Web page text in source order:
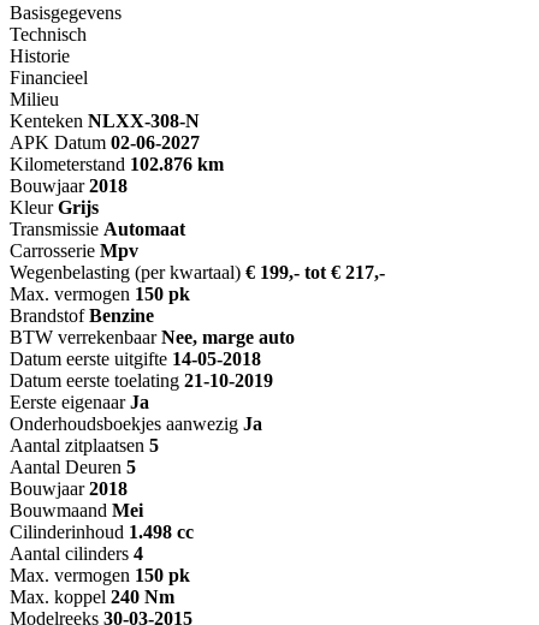
Basisgegevens
Technisch
Historie
Financieel
Milieu
Kenteken NLXX-308-N
APK Datum 02-06-2027
Kilometerstand 102.876 km
Bouwjaar 2018
Kleur Grijs
Transmissie Automaat
Carrosserie Mpv
Wegenbelasting (per kwartaal) € 199,- tot € 217,-
Max. vermogen 150 pk
Brandstof Benzine
BTW verrekenbaar Nee, marge auto
Datum eerste uitgifte 14-05-2018
Datum eerste toelating 21-10-2019
Eerste eigenaar Ja
Onderhoudsboekjes aanwezig Ja
Aantal zitplaatsen 5
Aantal Deuren 5
Bouwjaar 2018
Bouwmaand Mei
Cilinderinhoud 1.498 cc
Aantal cilinders 4
Max. vermogen 150 pk
Max. koppel 240 Nm
Modelreeks 30-03-2015